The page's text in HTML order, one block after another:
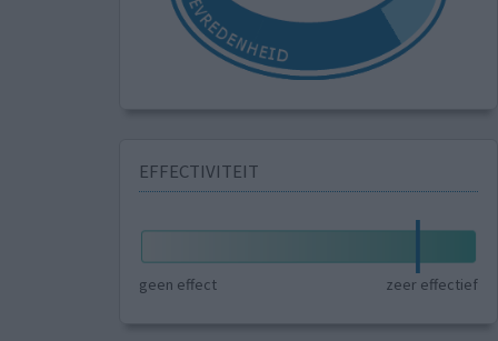
EFFECTIVITEIT
geen effect zeer effectief